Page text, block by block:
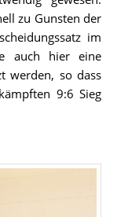
zu Gunsten der
im
auch hier eine
werden, so dass
9:6 Sieg